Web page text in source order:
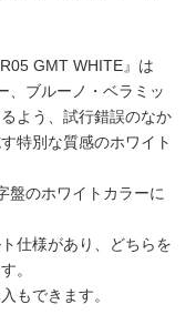
GMT WHITE』は
、ブルーノ・ベラミッ
よう、試行錯誤のなか
特別な質感のホワイト
盤のホワイトカラーに
仕様があり、どちらを
。
もできます。